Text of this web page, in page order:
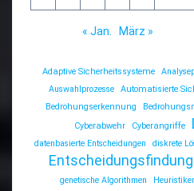
« Jan. März »
Adaptive Sicherheitssysteme
Auswahlprozesse
Automatisierte
Bedrohungserkennung
Cyberabwehr
Cyberangriffe
datenbasierte Entscheidungen diskrete
Entscheidungsfindung
genetische Algorithmen